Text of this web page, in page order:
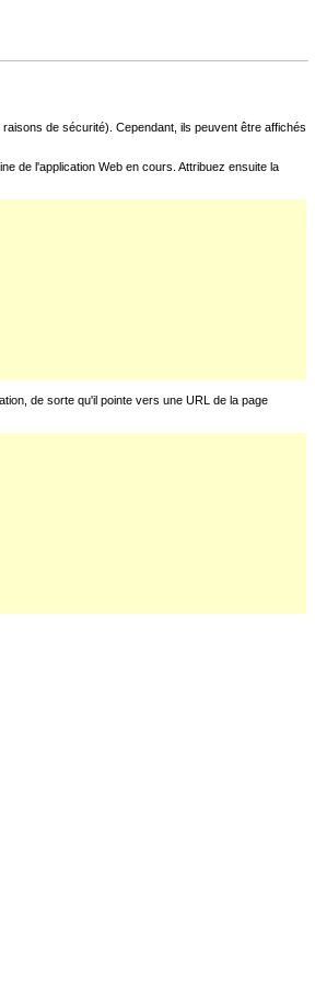
de sécurité). Cependant, ils peuvent être affichés
de l'application Web en cours. Attribuez ensuite la
de sorte qu'il pointe vers une URL de la page